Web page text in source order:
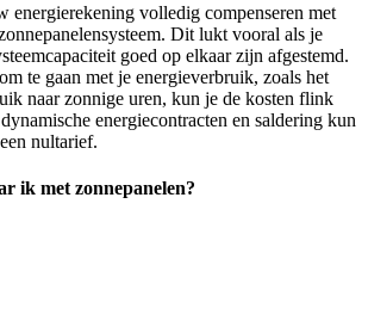
energierekening volledig compenseren met
Dit lukt vooral als je
goed op elkaar zijn afgestemd.
te gaan met je energieverbruik, zoals het
naar zonnige uren, kun je de kosten flink
energiecontracten en saldering kun
nultarief.
ik met zonnepanelen?